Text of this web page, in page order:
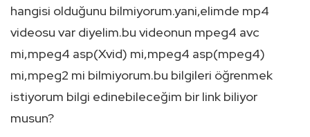
hangisi olduğunu bilmiyorum.yani,elimde mp4
videosu var diyelim.bu videonun mpeg4 avc
mi,mpeg4 asp(Xvid) mi,mpeg4 asp(mpeg4)
mi,mpeg2 mi bilmiyorum.bu bilgileri öğrenmek
istiyorum bilgi edinebileceğim bir link biliyor
musun?